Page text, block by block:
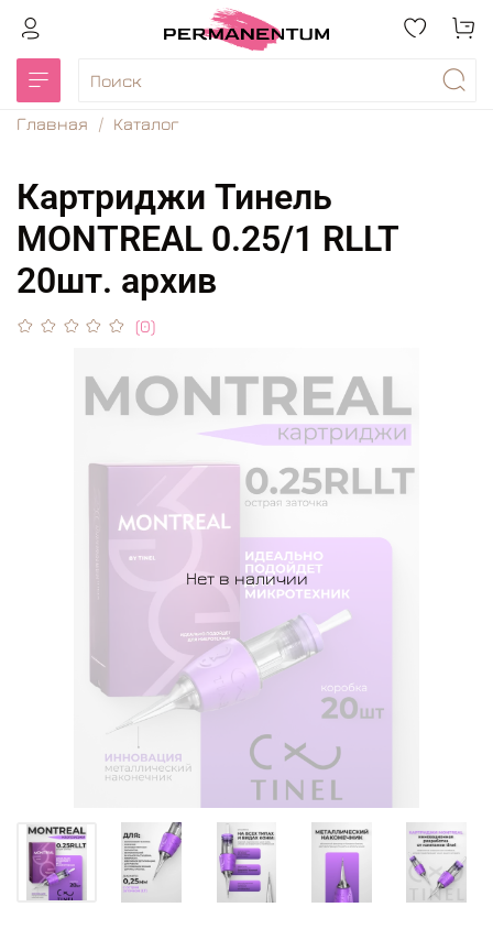
Главная Каталог
Картриджи Тинель
MONTREAL 0.25/1 RLLT
20шт. архив
(0)
Нет в наличии